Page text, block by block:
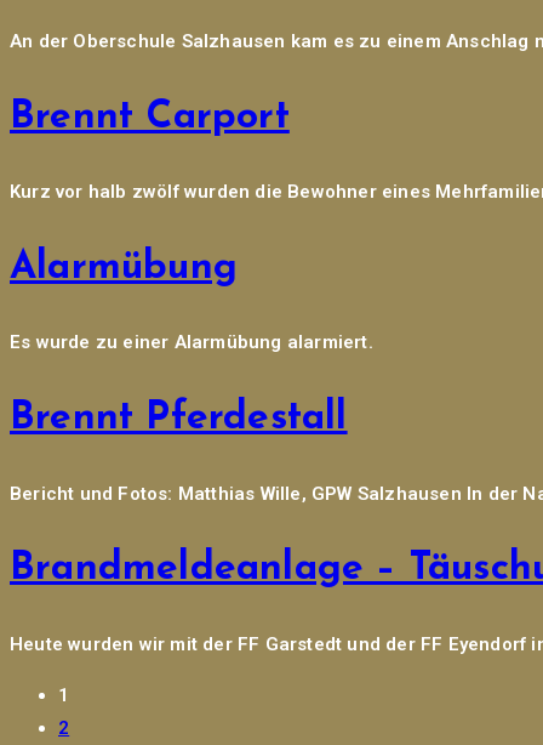
An der Oberschule Salzhausen kam es zu einem
Brennt Carport
Kurz vor halb zwölf wurden die Bewohner eines
Alarmübung
Es wurde zu einer Alarmübung alarmiert.
Brennt Pferdestall
Bericht und Fotos: Matthias Wille, GPW Salzhausen In der
Brandmeldeanlage –
Heute wurden wir mit der FF Garstedt und der FF
1
2